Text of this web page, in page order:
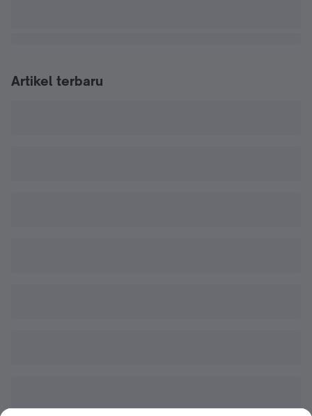
Artikel terbaru